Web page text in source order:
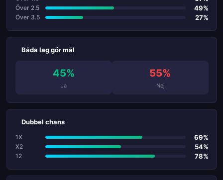
Över 2.5 49%
Över 3.5 27%
Båda lag gör mål
45%
Ja
55%
Nej
Dubbel chans
1X 69%
X2 54%
12 78%